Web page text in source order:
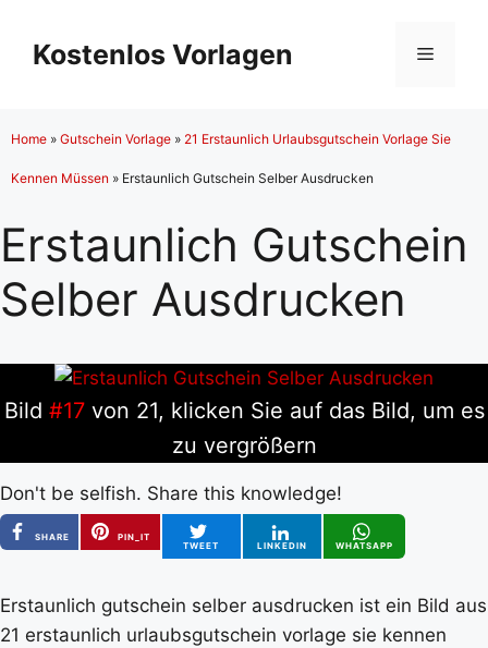
Inhalt
springen
Kostenlos Vorlagen Menü
Home » Gutschein Vorlage » 21 Erstaunlich Urlaubsgutschein Vorlage Sie
Kennen Müssen » Erstaunlich Gutschein Selber Ausdrucken
Erstaunlich Gutschein
Selber Ausdrucken
Bild #17von 21, klicken Sie auf das Bild, um es
zu vergrößern
Don't be selfish. Share this knowledge!
SHARE
PIN_IT
TWEET
LINKEDIN WHATSAPP
Erstaunlich gutschein selber ausdrucken ist ein Bild aus
21 erstaunlich urlaubsgutschein vorlage sie kennen